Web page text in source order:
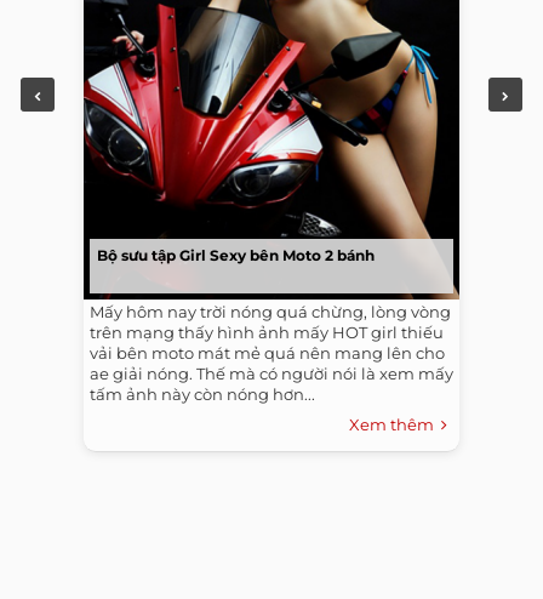
Bộ sưu tập Girl Sexy bên Moto 2 bánh
Mấy hôm nay trời nóng quá chừng, lòng vòng
trên mạng thấy hình ảnh mấy HOT girl thiếu
vải bên moto mát mẻ quá nên mang lên cho
ae giải nóng. Thế mà có người nói là xem mấy
tấm ảnh này còn nóng hơn...
Xem thêm